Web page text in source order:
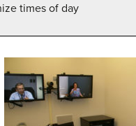
times of day